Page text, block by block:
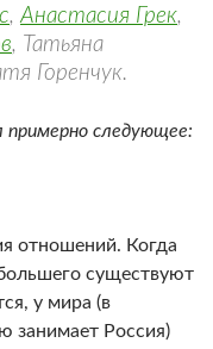
,Анастасия Грек,
, Татьяна
Горенчук.
следующее:
отношений. Когда
существуют
у мира (в
занимает Россия)